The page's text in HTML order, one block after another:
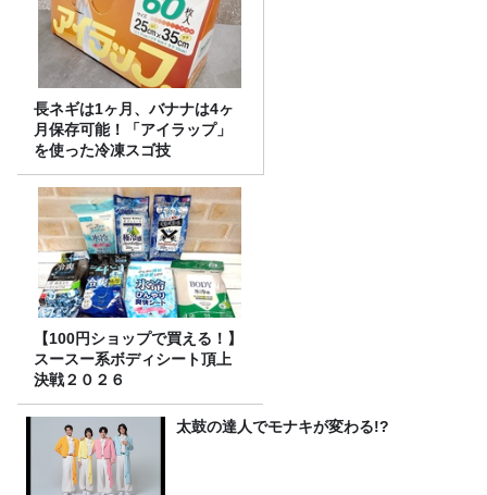
長ネギは1ヶ月、バナナは4ヶ
月保存可能！「アイラップ」
を使った冷凍スゴ技
【100円ショップで買える！】
スースー系ボディシート頂上
決戦２０２６
太鼓の達人でモナキが変わる!?